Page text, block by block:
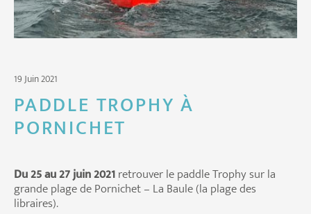
19 Juin 2021
PADDLE TROPHY À
PORNICHET
Du 25 au 27 juin 2021retrouver le paddle Trophy sur la
grande plage de Pornichet – La Baule (la plage des
libraires).